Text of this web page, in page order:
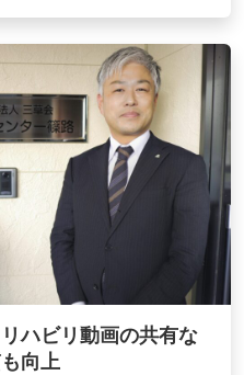
ハビリ動画の共有な
向上